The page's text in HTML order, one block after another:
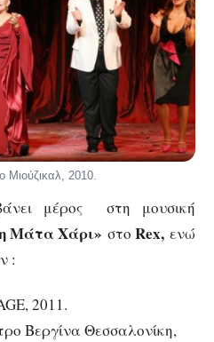
Μιούζικαλ, 2010.
μέρος στη μουσική
Μάτα Χάρι» στο Rex, ενώ
:
2011.
Βεργίνα Θεσσαλονίκη,